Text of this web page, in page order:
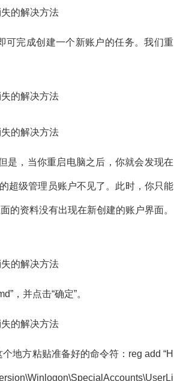
完成创建一个新账户的任务。我们重
，当你重启电脑之后，你就会发现在
超级管理员账户不见了。此时，你只能
的资料没有出现在新创建的账户界面。
，并点击“确定”。
地方粘贴准备好的命令符：reg add “H